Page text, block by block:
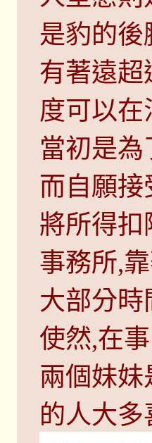
是豹的
有著遠超
度可以
當初是
而自願
將所得扣
事務所,
大部分
使然,在
兩個妹
的人大